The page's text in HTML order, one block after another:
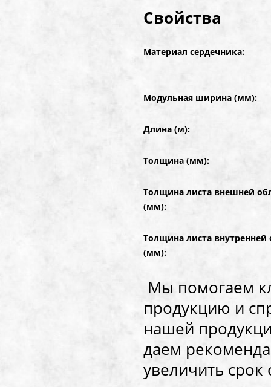
Свойства
Материал сердечника:
Модульная ширина (мм):
Длина (м):
Толщина (мм):
Толщина листа внешней
(мм):
Толщина листа
(мм):
Мы помогаем
продукцию и
нашей
даем
увеличить